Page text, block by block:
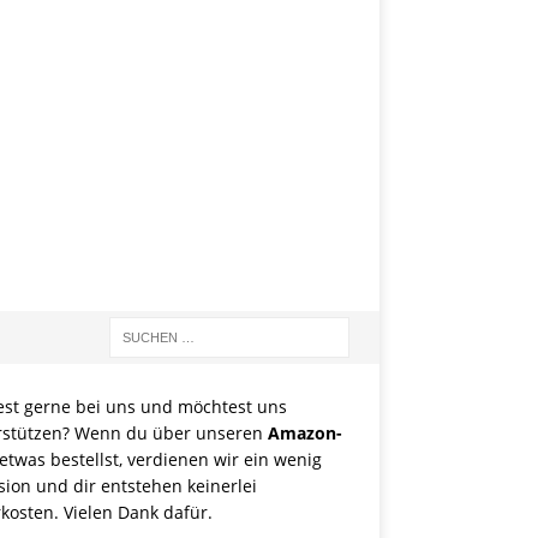
gerne bei uns und möchtest uns
Wenn du über unseren Amazon-
bestellst, verdienen wir ein wenig
und dir entstehen keinerlei
Vielen Dank dafür.